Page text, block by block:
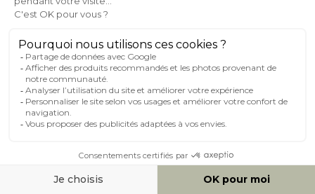
clair (lot de 2) COSETTE
Expedié en 24h/72h
- 34%
217,79 329,99
+ 2